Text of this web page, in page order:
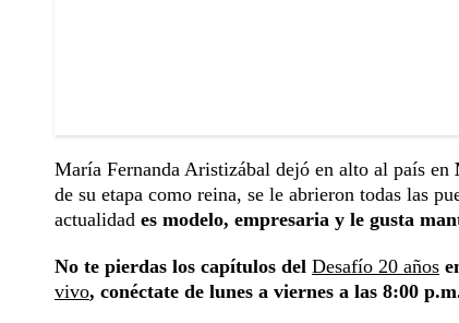
María Fernanda Aristizábal dejó en alto al país en
de su etapa como reina, se le abrieron todas las
actualidad es modelo, empresaria y le gusta
No te pierdas los capítulos del Desafío 20 años
vivo, conéctate de lunes a viernes a las 8:00